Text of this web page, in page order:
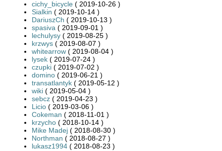
cichy_bicycle ( 2019-10-26 )
Sialkin ( 2019-10-14 )
DariuszCh ( 2019-10-13 )
spasiva ( 2019-09-01 )
lechulysy ( 2019-08-25 )
krzwys ( 2019-08-07 )
whitearrow ( 2019-08-04 )
lysek ( 2019-07-24 )
czupki ( 2019-07-02 )
domino ( 2019-06-21 )
transatlantyk ( 2019-05-12 )
wiki ( 2019-05-04 )
sebcz ( 2019-04-23 )
Licio ( 2019-03-06 )
Cokeman ( 2018-11-01 )
krzycho ( 2018-10-14 )
Mike Madej ( 2018-08-30 )
Northman ( 2018-08-27 )
lukasz1994 ( 2018-08-23 )